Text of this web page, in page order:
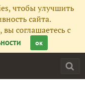
чтобы улучшить
сайта.
соглашаетесь с
ок
403